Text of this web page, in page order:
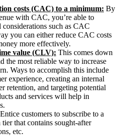
costs (CAC) to a minimum: By
with CAC, you’re able to
such as CAC
you can either reduce CAC costs
more effectively.
value (CLV): This comes down
the most reliable way to increase
Ways to accomplish this include
experience, creating an internal
retention, and targeting potential
and services will help in
Entice customers to subscribe to a
that contains sought-after
etc.